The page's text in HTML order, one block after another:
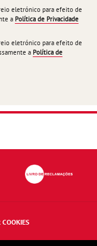
eletrónico para efeito de
a Política de Privacidade
eletrónico para efeito de
a Política de
COOKIES